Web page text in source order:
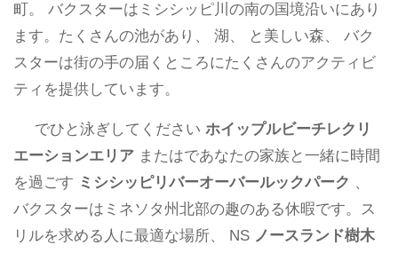
町。 バクスターはミシシッピ川の南の国境沿いにあり
ます。たくさんの池があり、 湖、 と美しい森、 バク
スターは街の手の届くところにたくさんのアクティビ
ティを提供しています。
でひと泳ぎしてください ホイップルビーチレクリ
エーションエリア またはであなたの家族と一緒に時間
を過ごす ミシシッピリバーオーバールックパーク 、
バクスターはミネソタ州北部の趣のある休暇です。ス
リルを求める人に最適な場所、 NS ノースランド樹木